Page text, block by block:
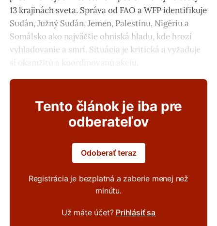
13 krajinách sveta. Správa od FAO a WFP identifikuje
Sudán, Južný Sudán, Jemen, Palestínu, Nigériu a
Somálsko ako najväčšie ohniská hladu, kde hrozí
vyhladovanie a smrť. Situácia je kritická a vyžaduje
si okamžitú a koordinovanú akciu.
Tento článok je iba pre
odberateľov
Odoberať teraz
Registrácia je bezplatná a zaberie menej než
minútu.
Už máte účet? Prihlásiť sa